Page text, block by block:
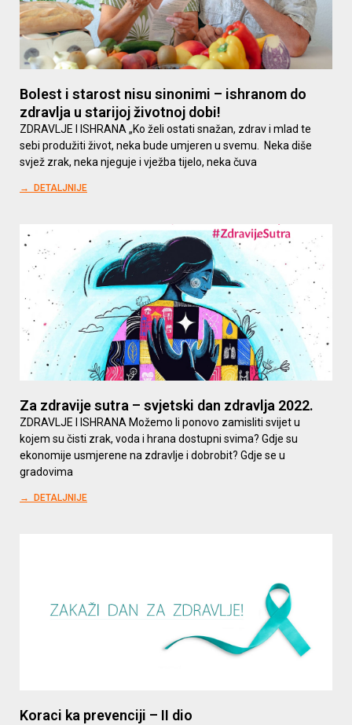
Bolest i starost nisu sinonimi – ishranom do
zdravlja u starijoj životnoj dobi!
ZDRAVLJE I ISHRANA „Ko želi ostati snažan, zdrav i mlad te
sebi produžiti život, neka bude umjeren u svemu. Neka diše
svjež zrak, neka njeguje i vježba tijelo, neka čuva
→ DETALJNIJE
Za zdravije sutra – svjetski dan zdravlja 2022.
ZDRAVLJE I ISHRANA Možemo li ponovo zamisliti svijet u
kojem su čisti zrak, voda i hrana dostupni svima? Gdje su
ekonomije usmjerene na zdravlje i dobrobit? Gdje se u
gradovima
→ DETALJNIJE
Koraci ka prevenciji – II dio